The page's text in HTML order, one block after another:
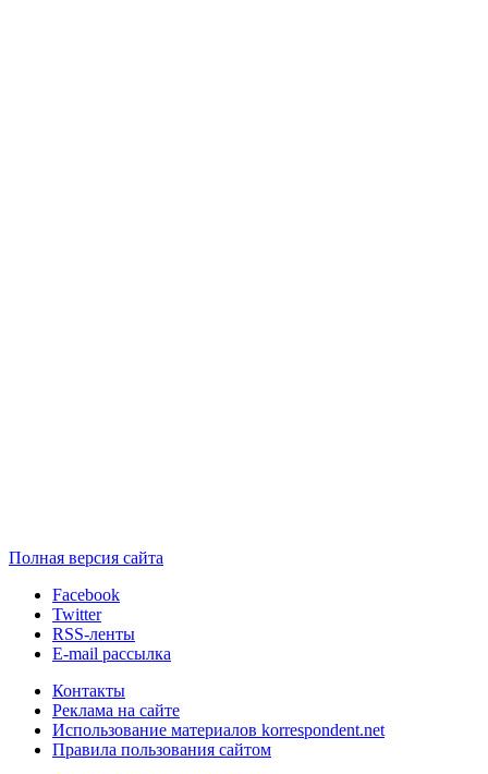
Полная версия сайта
Facebook
Twitter
RSS-ленты
E-mail рассылка
Контакты
Реклама на сайте
Использование материалов korrespondent.net
Правила пользования сайтом